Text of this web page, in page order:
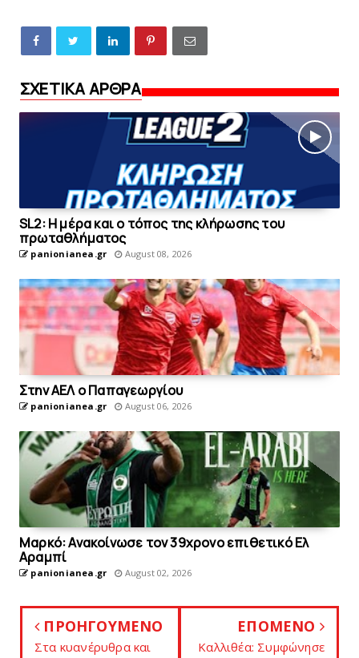
ΣΧΕΤΙΚΑ ΑΡΘΡΑ
SL2: Η μέρα και ο τόπος της κλήρωσης του
πρωταθλήματος
panionianea.gr August 08, 2026
Στην AEΛ ο Παπαγεωργίου
panionianea.gr August 06, 2026
Mαρκό: Ανακοίνωσε τον 39χρονο επιθετικό Ελ
Αραμπί
panionianea.gr August 02, 2026
ΠΡΟΗΓΟΥΜΕΝΟ
Στα κυανέρυθρα και
ΕΠΟΜΕΝΟ
Kαλλιθέα: Συμφώνησε